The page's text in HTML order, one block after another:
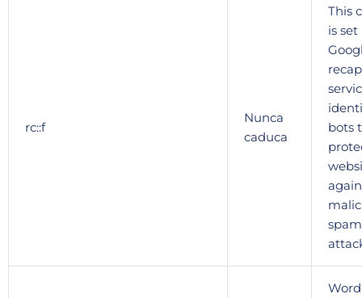
rc::f
Nunca
caduca
This
is
bots
spam